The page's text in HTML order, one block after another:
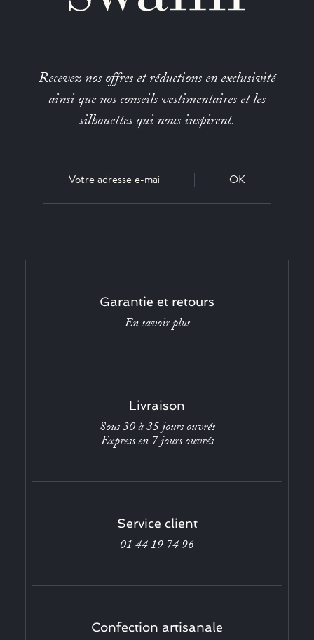
Recevez nos offres et réductions en exclusivité
ainsi que nos conseils vestimentaires et les
silhouettes qui nous inspirent.
OK
Garantie et retours
En savoir plus
Livraison
Sous 30 à 35 jours ouvrés
Express en 7 jours ouvrés
Service client
01 44 19 74 96
Confection artisanale